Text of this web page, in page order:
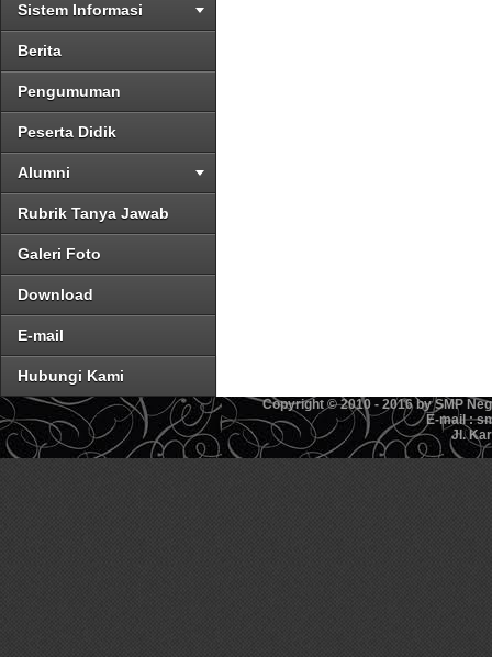
Sistem Informasi
Berita
Pengumuman
Peserta Didik
Alumni
Rubrik Tanya Jawab
Galeri Foto
Download
E-mail
Hubungi Kami
Copyright © 2010 - 2016 by SMP
E-mail :
Jl.